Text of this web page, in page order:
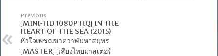
Previous
[MINI-HD 1080P HQ] IN THE
HEART OF THE SEA (2015)
หัวใจเพชฌฆาตวาฬมหาสมุทร
[MASTER] [เสียงไทยมาสเตอร์